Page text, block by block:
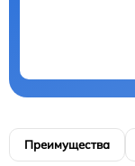
Преимущества